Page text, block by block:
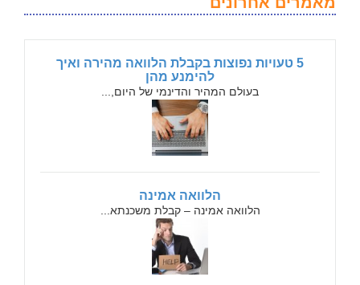
5 טעויות נפוצות בקבלת הלוואה מהירה ואיך
להימנע מהן
בעולם המהיר והדינמי של היום,...
הלוואה אמינה
הלוואה אמינה – קבלת משכנתא...